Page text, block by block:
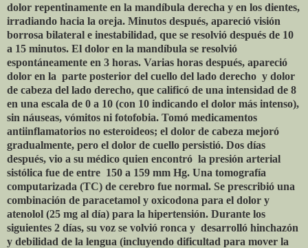
dolor repentinamente en la mandíbula derecha y en los dientes,
irradiando hacia la oreja. Minutos después, apareció visión
borrosa bilateral e inestabilidad, que se resolvió después de 10
a 15 minutos. El dolor en la mandíbula se resolvió
espontáneamente en 3 horas. Varias horas después, apareció
dolor en la parte posterior del cuello del lado derecho y dolor
de cabeza del lado derecho, que calificó de una intensidad de 8
en una escala de 0 a 10 (con 10 indicando el dolor más intenso),
sin náuseas, vómitos ni fotofobia. Tomó medicamentos
antiinflamatorios no esteroideos; el dolor de cabeza mejoró
gradualmente, pero el dolor de cuello persistió. Dos días
después, vio a su médico quien encontró la presión arterial
sistólica fue de entre 150 a 159 mm Hg. Una tomografía
computarizada (TC) de cerebro fue normal. Se prescribió una
combinación de paracetamol y oxicodona para el dolor y
atenolol (25 mg al día) para la hipertensión. Durante los
siguientes 2 días, su voz se volvió ronca y desarrolló hinchazón
y debilidad de la lengua (incluyendo dificultad para mover la